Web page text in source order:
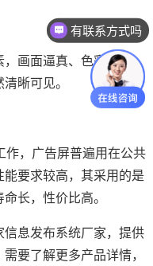
画面逼真、色彩亮丽，
晰可见。
，广告屏普遍用在公共
要求较高，其采用的是
长，性价比高。
息发布系统厂家，提供
要了解更多产品详情，
有联系方式吗